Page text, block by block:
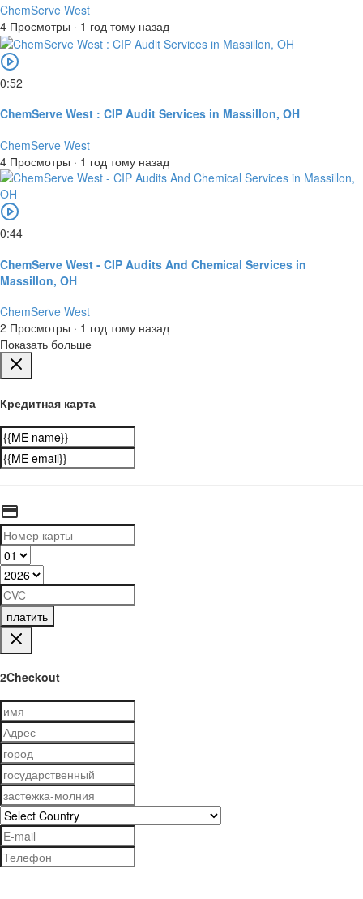
ChemServe West
4 Просмотры · 1 год тому назад
0:52
ChemServe West : CIP Audit Services in Massillon, OH
ChemServe West
4 Просмотры · 1 год тому назад
0:44
ChemServe West - CIP Audits And Chemical Services in
Massillon, OH
ChemServe West
2 Просмотры · 1 год тому назад
Показать больше
Кредитная карта
платить
2Checkout